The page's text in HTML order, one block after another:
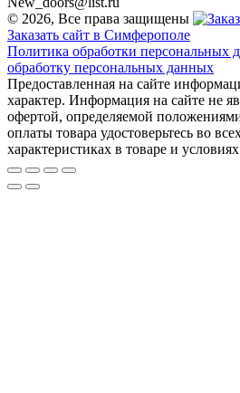
© 2026, Все права защищены
Заказать сайт в Симферополе
Политика обработки персональных
обработку персональных данных
Предоставленная на сайте
характер. Информация на сайте не
офертой, определяемой
оплаты товара удостоверьтесь во
характеристиках в товаре и